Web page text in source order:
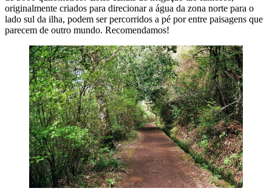
originalmente criados para direcionar a água da zona norte para o
lado sul da ilha, podem ser percorridos a pé por entre paisagens que
parecem de outro mundo. Recomendamos!